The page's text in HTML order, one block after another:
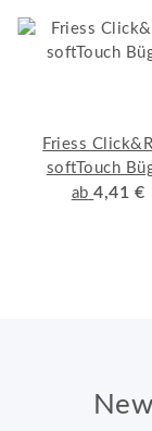
Friess
softTouch
ab 4,41 €